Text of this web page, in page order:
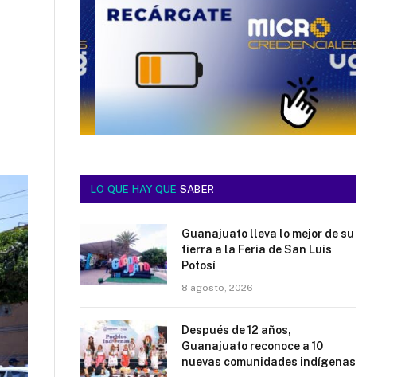
LO QUE HAY QUE SABER
Guanajuato lleva lo mejor de su
tierra a la Feria de San Luis
Potosí
8 agosto, 2026
Después de 12 años,
Guanajuato reconoce a 10
nuevas comunidades indígenas